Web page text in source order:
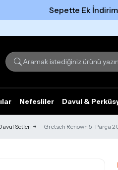
Sepette Ek
Nefesliler Davul &
Setleri Gretsch Renown 5-Parça
Tümünü gör